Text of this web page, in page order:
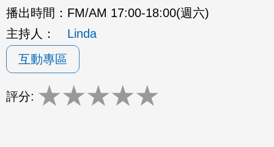
播出時間： FM/AM 17:00-18:00(週六)
主持人：
Linda
互動專區
評分: ★★★★★